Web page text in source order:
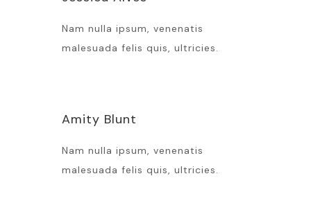
Nam nulla ipsum, venenatis
malesuada felis quis, ultricies.
Amity Blunt
Nam nulla ipsum, venenatis
malesuada felis quis, ultricies.